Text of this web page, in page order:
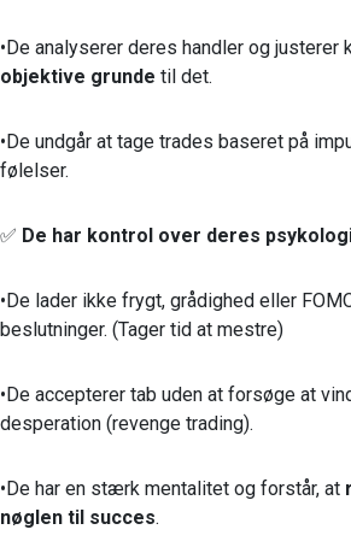
•De analyserer deres handler og justerer
objektive grunde til det.
•De undgår at tage trades baseret på
følelser.
✅ De har kontrol over deres
•De lader ikke frygt, grådighed eller
beslutninger. (Tager tid at mestre)
•De accepterer tab uden at forsøge at
desperation (revenge trading).
•De har en stærk mentalitet og forstår, at
nøglen til succes.